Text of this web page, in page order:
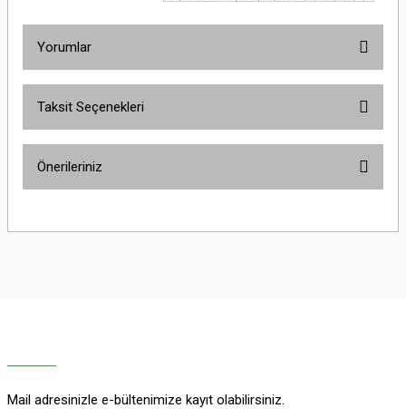
Yorumlar
Taksit Seçenekleri
Önerileriniz
yetersiz gördüğünüz noktaları öneri formunu kullanarak tarafımıza
Bu ürüne benzer farklı alternatifler olmalı.
Mail adresinizle e-bültenimize kayıt olabilirsiniz.